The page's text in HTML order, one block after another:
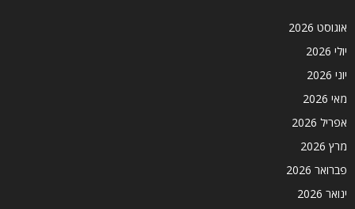
אוגוסט 2026
יולי 2026
יוני 2026
מאי 2026
אפריל 2026
מרץ 2026
פברואר 2026
ינואר 2026